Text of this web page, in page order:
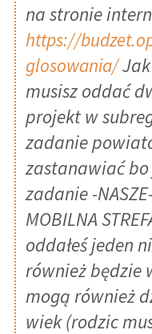
LO sem. V B – VI B
LO sem. VII – VIII
LO sem. III B – VI B
O CENTRUM
DYREKTOR
RADA SŁUCHACZY
STREFA SŁUCHACZA
NOWE HARMONOGRAMY
ZMIANY !!!
na stronie
https://
glosowania/Jak
musisz oddać
projekt w
zadanie
zastanawiać
zadanie -
MOBILNA
oddałeś jeden
również będzie
mogą również
wiek (rodzic